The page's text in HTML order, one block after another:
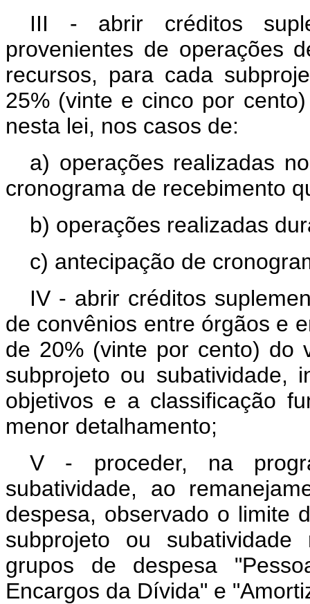
III - abrir créditos
provenientes de operações
recursos, para cada
25% (vinte e cinco por
nesta lei, nos casos de:
a) operações realizadas
cronograma de recebimento
b) operações realizadas
c) antecipação de
IV - abrir créditos
de convênios entre órgãos e
de 20% (vinte por cento) do
subprojeto ou subatividade,
objetivos e a classificação
menor detalhamento;
V - proceder, na
subatividade, ao
despesa, observado o limite
subprojeto ou
grupos de despesa
Encargos da Dívida" e